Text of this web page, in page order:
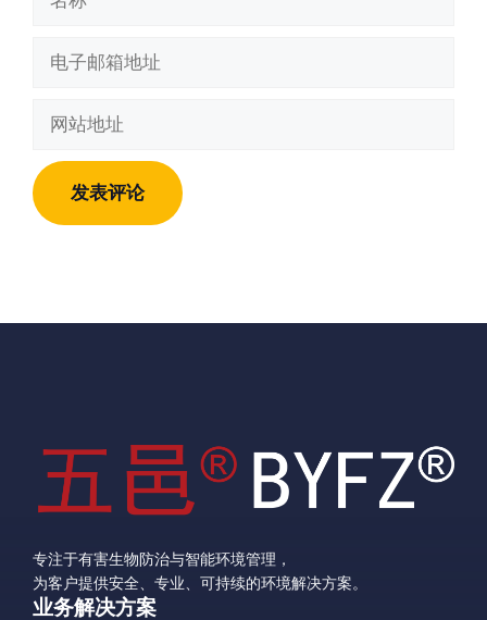
址
地
址
专注于有害生物防治与智能环境管理，
为客户提供安全、专业、可持续的环境解决方案。
业务解决方案